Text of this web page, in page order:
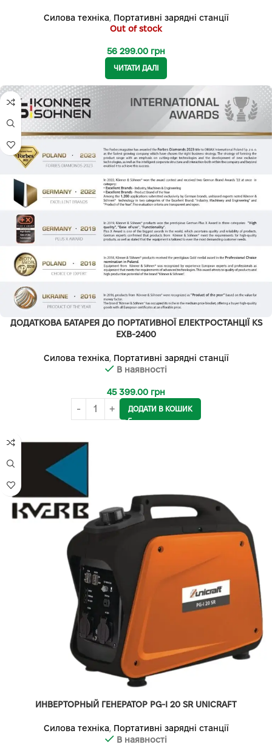
Силова техніка, Портативні зарядні станції
Out of stock
56 299.00 грн
ЧИТАТИ ДАЛІ
ДОДАТКОВА БАТАРЕЯ ДО ПОРТАТИВНОЇ ЕЛЕКТРОСТАНЦІЇ KS
EXB-2400
Силова техніка, Портативні зарядні станції
В наявності
45 399.00 грн
ДОДАТИ В КОШИК
ИНВЕРТОРНЫЙ ГЕНЕРАТОР PG-I 20 SR UNICRAFT
Силова техніка, Портативні зарядні станції
В наявності